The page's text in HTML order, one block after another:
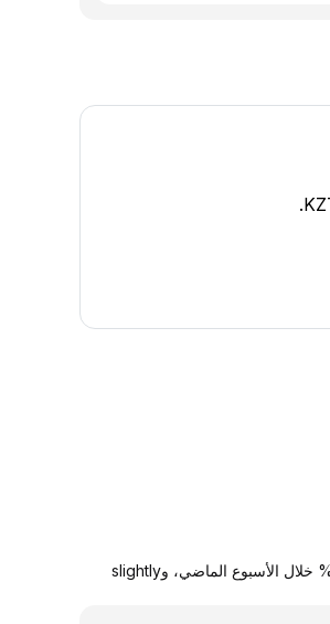
يجري اليوم، تداوُل واحد (1) SEI ‏(Sei) بسعر 0.041049 دولار. up سعر صرف SEI مقابل الدولار الأمريكي بنسبة 0.00% خلال آخر 24 ساعة، وdecreased بنسبة 1.58% خلال الأسبوع الماضي، وslightly